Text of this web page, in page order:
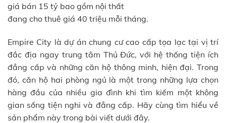
giá bán 15 tỷ bao gồm nội thất
đang cho thuê giá 40 triệu mỗi tháng.
Empire City là dự án chung cư cao cấp tọa lạc tại vị trí
đắc địa ngay trung tâm Thủ Đức, với hệ thống tiện ích
đẳng cấp và những căn hộ thông minh, hiện đại. Trong
đó, căn hộ hai phòng ngủ là một trong những lựa chọn
hàng đầu của nhiều gia đình khi tìm kiếm một không
gian sống tiện nghi và đẳng cấp. Hãy cùng tìm hiểu về
sản phẩm này trong bài viết dưới đây.